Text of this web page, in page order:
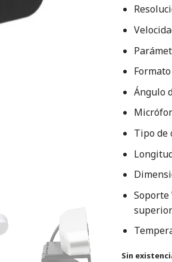
Ángulo
Tipo de
Soporte
Sin